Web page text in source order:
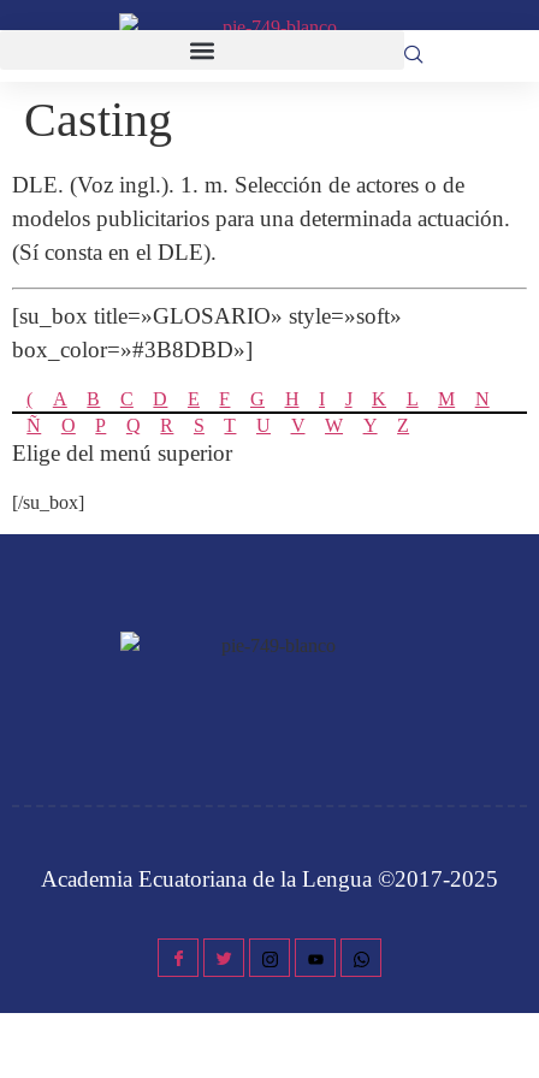
Casting
DLE. (Voz ingl.). 1. m. Selección de actores o de
modelos publicitarios para una determinada actuación.
(Sí consta en el DLE).
[su_box title=»GLOSARIO» style=»soft»
box_color=»#3B8DBD»]
( A B C D E F G H I J K L M
N
Ñ
O P Q R S T U V W Y Z
Elige del menú superior
[/su_box]
Academia Ecuatoriana de la Lengua ©2017-2025